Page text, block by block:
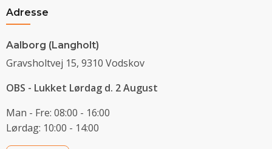
Adresse
Aalborg (Langholt)
Gravsholtvej 15, 9310 Vodskov
OBS - Lukket Lørdag d. 2 August
Man - Fre: 08:00 - 16:00
Lørdag: 10:00 - 14:00